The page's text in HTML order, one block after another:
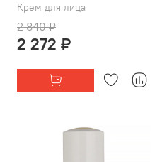
Крем для лица
2 840 ₽
2 272 ₽